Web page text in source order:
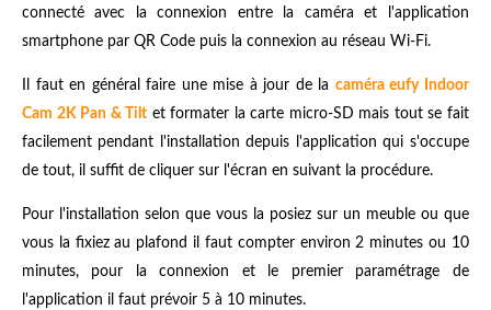
connecté avec la connexion entre la caméra et l'application
smartphone par QR Code puis la connexion au réseau Wi-Fi.
Il faut en général faire une mise à jour de la caméra eufy Indoor
Cam 2K Pan & Tilt et formater la carte micro-SD mais tout se fait
facilement pendant l'installation depuis l'application qui s'occupe
de tout, il suffit de cliquer sur l'écran en suivant la procédure.
Pour l'installation selon que vous la posiez sur un meuble ou que
vous la fixiez au plafond il faut compter environ 2 minutes ou 10
minutes, pour la connexion et le premier paramétrage de
l'application il faut prévoir 5 à 10 minutes.